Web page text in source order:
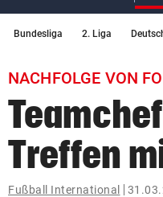
bookmark
search
Suchbegriff
eingeben
Bundesliga 2. Liga
NACHFOLGE VON
Treffen
Fußball International